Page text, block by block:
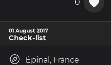
0
01 August 2017
Check-list
Épinal, France